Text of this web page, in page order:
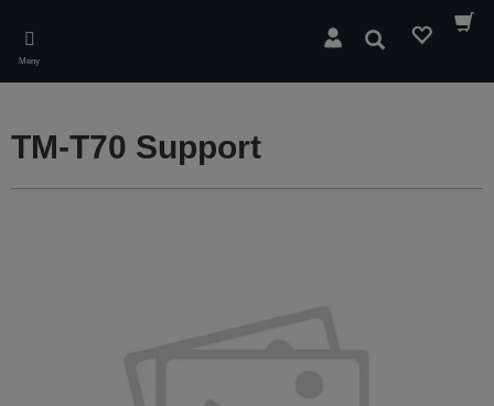
main
content
Meny
Sök
TM-T70 Support